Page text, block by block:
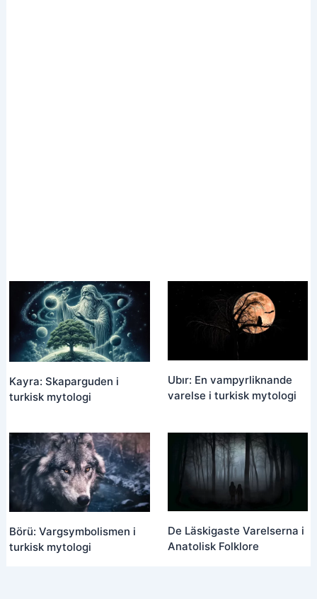
Kayra: Skaparguden i
turkisk mytologi
Ubır: En vampyrliknande
varelse i turkisk mytologi
Börü: Vargsymbolismen i
turkisk mytologi
De Läskigaste Varelserna i
Anatolisk Folklore